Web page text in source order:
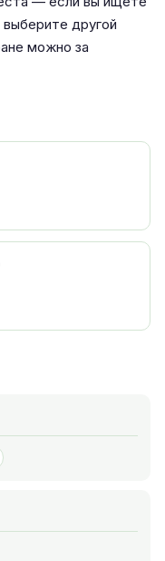
другой
можно за